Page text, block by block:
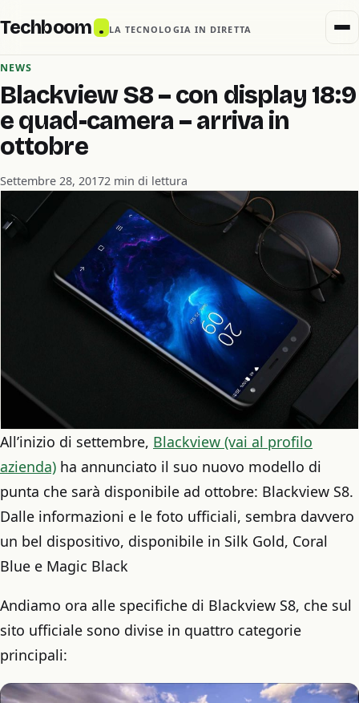
Techboom . LA TECNOLOGIA IN DIRETTA
NEWS
Blackview S8 – con display 18:9
e quad-camera – arriva in
ottobre
Settembre 28, 20172 min di lettura
All’inizio di settembre, Blackview (vai al profilo
azienda) ha annunciato il suo nuovo modello di
punta che sarà disponibile ad ottobre: Blackview S8.
Dalle informazioni e le foto ufficiali, sembra davvero
un bel dispositivo, disponibile in Silk Gold, Coral
Blue e Magic Black
Andiamo ora alle specifiche di Blackview S8, che sul
sito ufficiale sono divise in quattro categorie
principali: